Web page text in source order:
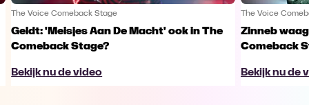
The Voice Comeback Stage
Geldt: 'Meisjes Aan De Macht' ook in The
Comeback Stage?
Bekijk nu de video
The Voice
Zinneb
Comeback
Bekijk nu de